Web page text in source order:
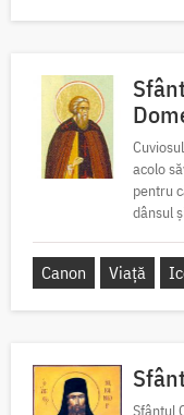
acolo
pentru
dânsul
Canon Viață